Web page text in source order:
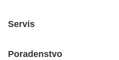
Servis
Poradenstvo